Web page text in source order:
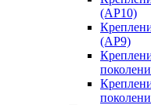
(AP10)
(AP9)